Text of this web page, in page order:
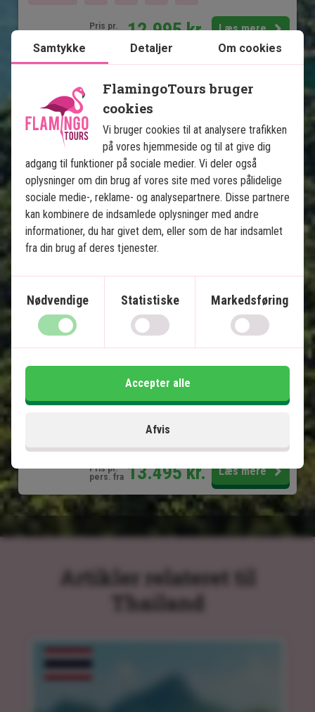
Pris pr.
12.995kr. Læs mere
Thailand
Se kort
Jungle & badeferie: Khao Lak,
Khao Sok og Koh Yao
5 nætter på Koh Yao Noi
Dejlige strande og fantastisk snorkling
Overnatning i flydende bungalow i junglen
Privat transfer
Pris pr.
pers. fra 13.495kr. Læs mere
Artikler relateret til
Thailand
Samtykke Detaljer Om cookies
FlamingoTours bruger
cookies
Vi bruger cookies til at analysere trafikken
på vores hjemmeside og til at give dig
adgang til funktioner på sociale medier. Vi deler også
oplysninger om din brug af vores site med vores pålidelige
sociale medie-, reklame- og analysepartnere. Disse partnere
kan kombinere de indsamlede oplysninger med andre
informationer, du har givet dem, eller som de har indsamlet
fra din brug af deres tjenester.
Nødvendige Statistiske Markedsføring
Afvis
Accepter alle